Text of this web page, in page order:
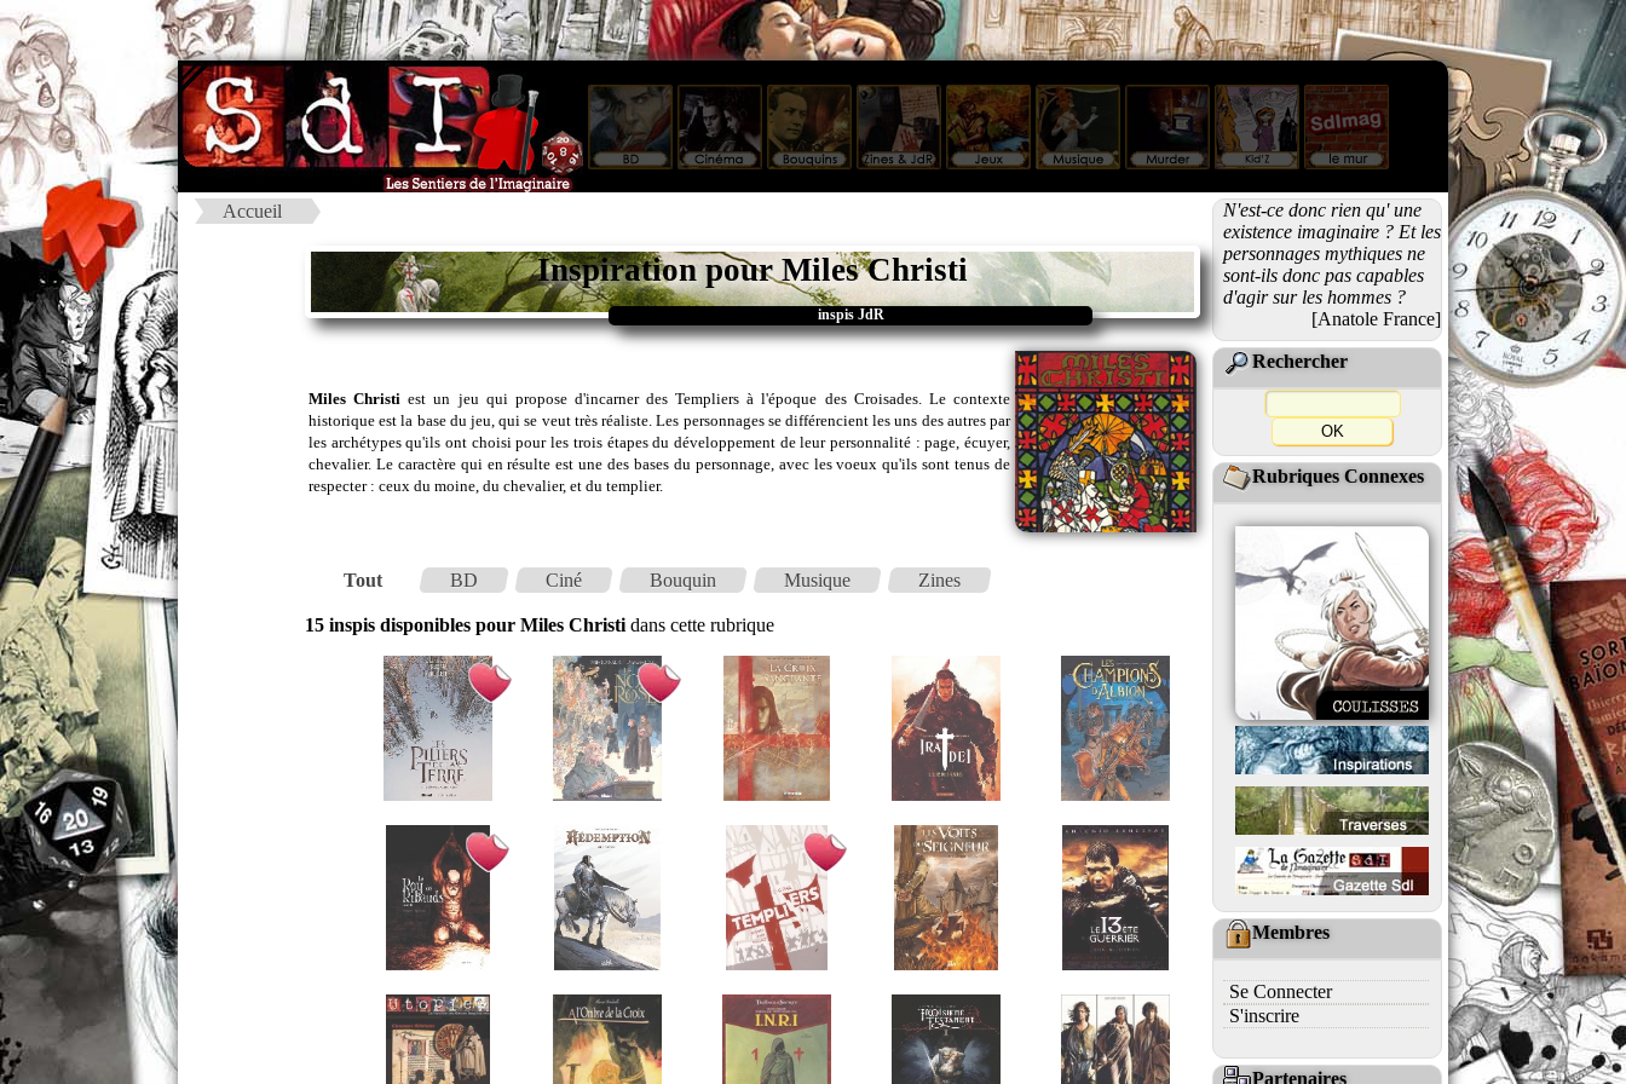
Accueil
Inspiration pour Miles Christi
inspis JdR
Miles Christi est un jeu qui propose d'incarner des Templiers à l'époque des Croisades. Le contexte
historique est la base du jeu, qui se veut très réaliste. Les personnages se différencient les uns des autres par
les archétypes qu'ils ont choisi pour les trois étapes du développement de leur personnalité : page, écuyer,
chevalier. Le caractère qui en résulte est une des bases du personnage, avec les voeux qu'ils sont tenus de
respecter : ceux du moine, du chevalier, et du templier.
Tout BD Ciné Bouquin Musique Zines
15 inspis disponibles pour Miles Christi dans cette rubrique
N'est-ce donc rien qu' une
existence imaginaire ? Et les
personnages mythiques ne
sont-ils donc pas capables
d'agir sur les hommes ?
[Anatole France]
Rechercher
Rubriques Connexes
Membres
Se Connecter
S'inscrire
Partenaires